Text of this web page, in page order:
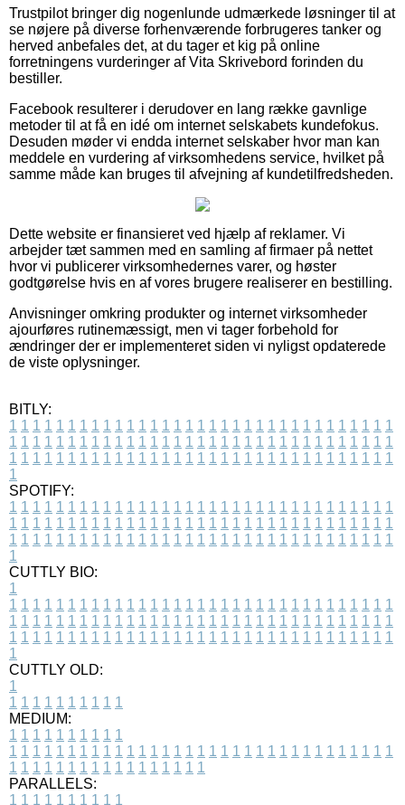
Trustpilot bringer dig nogenlunde udmærkede løsninger til at
se nøjere på diverse forhenværende forbrugeres tanker og
herved anbefales det, at du tager et kig på online
forretningens vurderinger af Vita Skrivebord forinden du
bestiller.
Facebook resulterer i derudover en lang række gavnlige
metoder til at få en idé om internet selskabets kundefokus.
Desuden møder vi endda internet selskaber hvor man kan
meddele en vurdering af virksomhedens service, hvilket på
samme måde kan bruges til afvejning af kundetilfredsheden.
Dette website er finansieret ved hjælp af reklamer. Vi
arbejder tæt sammen med en samling af firmaer på nettet
hvor vi publicerer virksomhedernes varer, og høster
godtgørelse hvis en af vores brugere realiserer en bestilling.
Anvisninger omkring produkter og internet virksomheder
ajourføres rutinemæssigt, men vi tager forbehold for
ændringer der er implementeret siden vi nyligst opdaterede
de viste oplysninger.
BITLY:
1 1 1 1 1 1 1 1 1 1 1 1 1 1 1 1 1 1 1 1 1 1 1 1 1 1 1 1 1 1 1 1 1
1 1 1 1 1 1 1 1 1 1 1 1 1 1 1 1 1 1 1 1 1 1 1 1 1 1 1 1 1 1 1 1 1
1 1 1 1 1 1 1 1 1 1 1 1 1 1 1 1 1 1 1 1 1 1 1 1 1 1 1 1 1 1 1 1 1
1
SPOTIFY:
1 1 1 1 1 1 1 1 1 1 1 1 1 1 1 1 1 1 1 1 1 1 1 1 1 1 1 1 1 1 1 1 1
1 1 1 1 1 1 1 1 1 1 1 1 1 1 1 1 1 1 1 1 1 1 1 1 1 1 1 1 1 1 1 1 1
1 1 1 1 1 1 1 1 1 1 1 1 1 1 1 1 1 1 1 1 1 1 1 1 1 1 1 1 1 1 1 1 1
1
CUTTLY BIO:
1
1 1 1 1 1 1 1 1 1 1 1 1 1 1 1 1 1 1 1 1 1 1 1 1 1 1 1 1 1 1 1 1 1
1 1 1 1 1 1 1 1 1 1 1 1 1 1 1 1 1 1 1 1 1 1 1 1 1 1 1 1 1 1 1 1 1
1 1 1 1 1 1 1 1 1 1 1 1 1 1 1 1 1 1 1 1 1 1 1 1 1 1 1 1 1 1 1 1 1
1
CUTTLY OLD:
1
1 1 1 1 1 1 1 1 1 1
MEDIUM:
1 1 1 1 1 1 1 1 1 1
1 1 1 1 1 1 1 1 1 1 1 1 1 1 1 1 1 1 1 1 1 1 1 1 1 1 1 1 1 1 1 1 1
1 1 1 1 1 1 1 1 1 1 1 1 1 1 1 1 1
PARALLELS:
1 1 1 1 1 1 1 1 1 1